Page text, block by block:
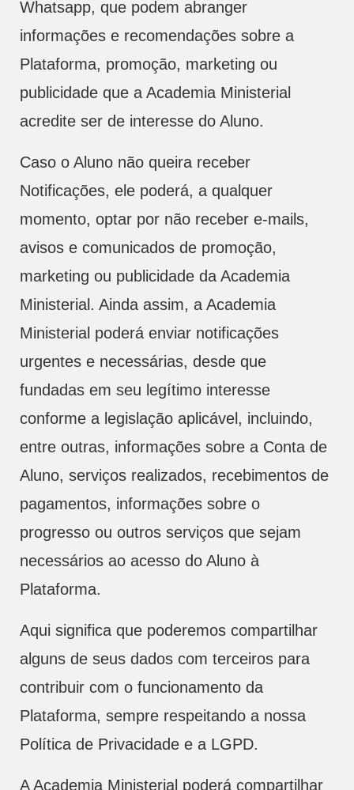
Whatsapp, que podem abranger
informações e recomendações sobre a
Plataforma, promoção, marketing ou
publicidade que a Academia Ministerial
acredite ser de interesse do Aluno.
Caso o Aluno não queira receber
Notificações, ele poderá, a qualquer
momento, optar por não receber e-mails,
avisos e comunicados de promoção,
marketing ou publicidade da Academia
Ministerial. Ainda assim, a Academia
Ministerial poderá enviar notificações
urgentes e necessárias, desde que
fundadas em seu legítimo interesse
conforme a legislação aplicável, incluindo,
entre outras, informações sobre a Conta de
Aluno, serviços realizados, recebimentos de
pagamentos, informações sobre o
progresso ou outros serviços que sejam
necessários ao acesso do Aluno à
Plataforma.
Aqui significa que poderemos compartilhar
alguns de seus dados com terceiros para
contribuir com o funcionamento da
Plataforma, sempre respeitando a nossa
Política de Privacidade e a LGPD.
A Academia Ministerial poderá compartilhar